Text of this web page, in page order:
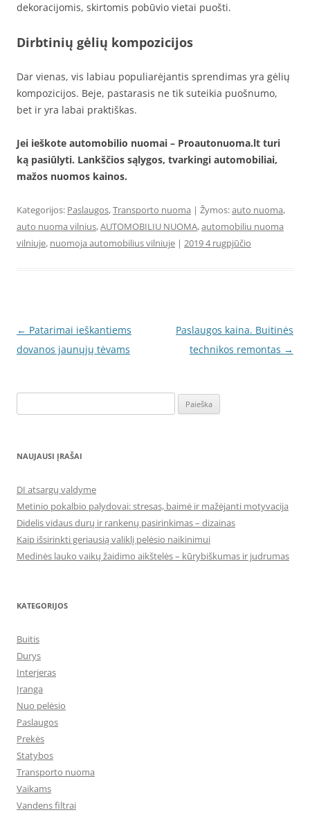
dekoracijomis, skirtomis pobūvio vietai puošti.
Dirbtinių gėlių kompozicijos
Dar vienas, vis labiau populiarėjantis sprendimas yra gėlių
kompozicijos. Beje, pastarasis ne tik suteikia puošnumo,
bet ir yra labai praktiškas.
Jei ieškote automobilio nuomai – Proautonuoma.lt turi
ką pasiūlyti. Lankščios sąlygos, tvarkingi automobiliai,
mažos nuomos kainos.
Kategorijos: Paslaugos,Transporto nuoma | Žymos:auto nuoma,
auto nuoma vilnius,AUTOMOBILIU NUOMA,automobiliu nuoma
vilniuje, nuomoja automobilius vilniuje | 2019 4 rugpjūčio
Įrašo
navigacija
← Patarimai ieškantiems
dovanos jaunųjų tėvams
Paslaugos kaina. Buitinės
technikos remontas →
NAUJAUSI ĮRAŠAI
DI atsargų valdyme
Metinio pokalbio palydovai: stresas, baimė ir mažėjanti motyvacija
Didelis vidaus durų ir rankenų pasirinkimas – dizainas
Kaip išsirinkti geriausią valiklį pelėsio naikinimui
Medinės lauko vaikų žaidimo aikštelės – kūrybiškumas ir judrumas
KATEGORIJOS
Buitis
Durys
Interjeras
Įranga
Nuo pelėsio
Paslaugos
Prekės
Statybos
Transporto nuoma
Vaikams
Vandens filtrai